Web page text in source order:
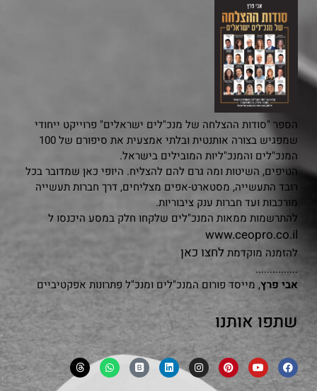
הספר "סודות ההצלחה של מנכ"לים ישראלים" פרוייקט ייחודי
שמפגיש בצורה אותנטית ובלתי אמצעית את סיפורם של 100
המנכ"לים והמנכ"ליות המובילים בישראל.
הטיפים, השיטות ומה גרם להם להצליח. היופי כאן שמדובר בכל
רובד התעשייה, מסטארט-אפים מצליחים, דרך חברות תעשייה
מורכבות ועד חברות ענק ציבוריות.
להתרשמות ממאות המנכ"לים שלקחו חלק במסע היכנסו ל
www.ceopro.co.il
להזמנה מוקדמת לחצו כאן
...............
אבי פרץ, מייסד פורום המנכ"לים ומנכ"ל פתרונות אפקטיביים
שתפו אותנו